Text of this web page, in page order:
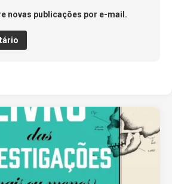
novas publicações por e-mail.